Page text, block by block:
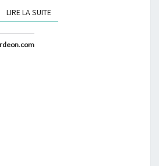
LIRE LA SUITELIRE LA SUITE